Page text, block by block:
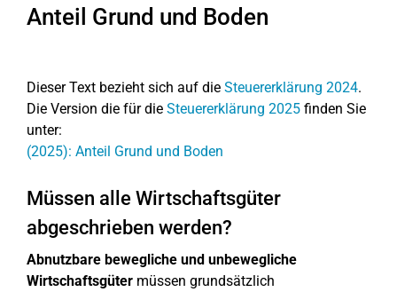
Anteil Grund und Boden
Dieser Text bezieht sich auf die Steuererklärung 2024.
Die Version die für die Steuererklärung 2025 finden Sie
unter:
(2025): Anteil Grund und Boden
Müssen alle Wirtschaftsgüter
abgeschrieben werden?
Abnutzbare bewegliche und unbewegliche
Wirtschaftsgüter müssen grundsätzlich